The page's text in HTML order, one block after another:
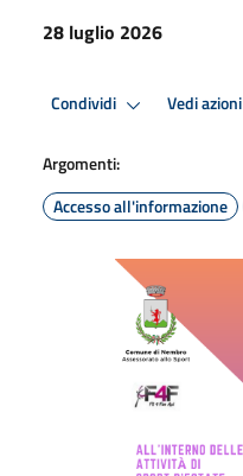
28 luglio 2026
Condividi Vedi azioni
Argomenti:
Accesso all'informazione